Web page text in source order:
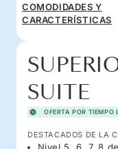
COMODIDADES Y
CARACTERÍSTICAS
SUITE
OFERTA POR TIEMPO
DESTACADOS DE LA
Nivel 5, 6, 7, 8